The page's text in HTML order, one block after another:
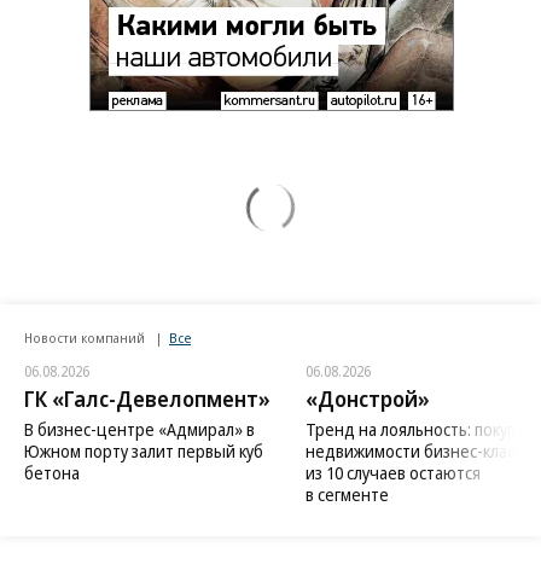
Новости компаний Все
06.08.2026
ГК «Галс-Девелопмент»
В бизнес-центре «Адмирал» в
Южном порту залит первый куб
бетона
06.08.2026
«Донстрой»
Тренд на лояльность:
недвижимости бизнес-класса
из 10 случаев остаются
в сегменте